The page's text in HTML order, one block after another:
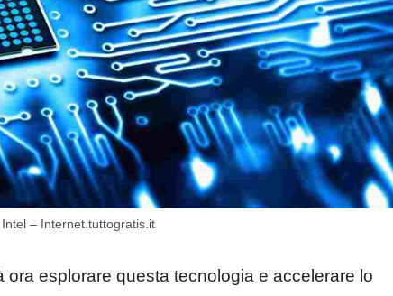
– Internet.tuttogratis.it
esplorare questa tecnologia e accelerare lo